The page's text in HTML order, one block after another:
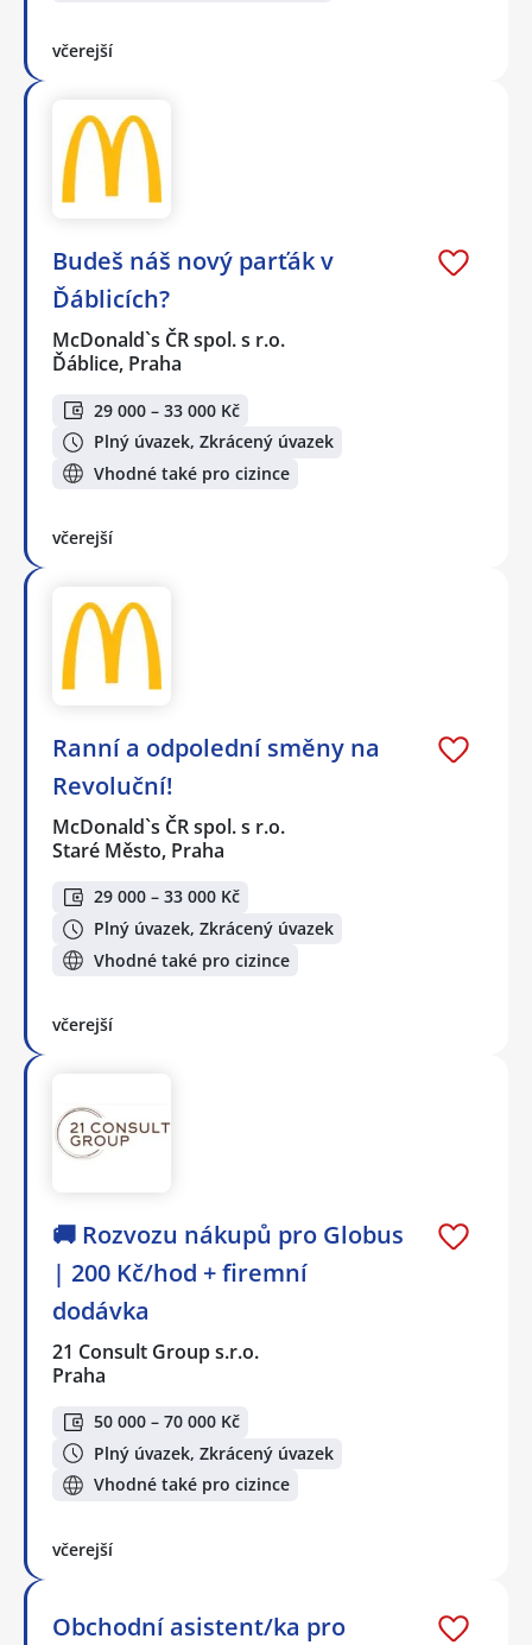
včerejší
Budeš náš nový parťák v
Ďáblicích?
McDonald`s ČR spol. s r.o.
Ďáblice, Praha
29 000 – 33 000 Kč
Plný úvazek, Zkrácený úvazek
Vhodné také pro cizince
včerejší
Ranní a odpolední směny na
Revoluční!
McDonald`s ČR spol. s r.o.
Staré Město, Praha
29 000 – 33 000 Kč
Plný úvazek, Zkrácený úvazek
Vhodné také pro cizince
včerejší
🚚 Rozvozu nákupů pro Globus
| 200 Kč/hod + firemní
dodávka
21 Consult Group s.r.o.
Praha
50 000 – 70 000 Kč
Plný úvazek, Zkrácený úvazek
Vhodné také pro cizince
včerejší
Obchodní asistent/ka pro